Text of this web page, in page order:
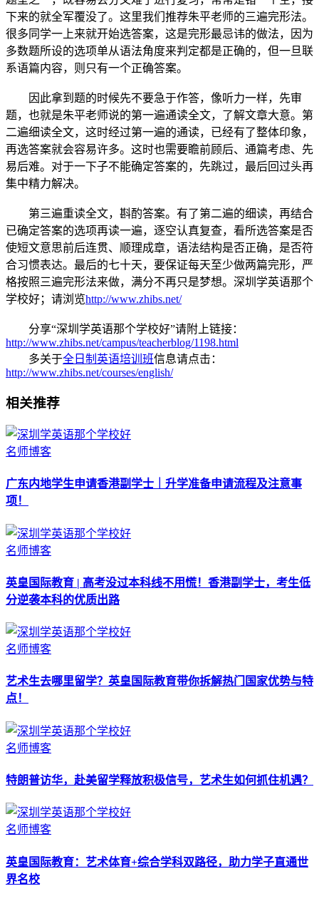
下来的就全军覆没了。这里我们推荐朱平老师的三遍完形法。
很多同学一上来就开始选答案，这是完形最忌讳的做法，因为
多数题所设的选项单从语法角度来判定都是正确的，但一旦联
系语篇内容，则只有一个正确答案。
因此拿到题的时候先不要急于作答，像听力一样，先审
题，也就是朱平老师说的第一遍通读全文，了解文章大意。第
二遍细读全文，这时经过第一遍的通读，已经有了整体印象，
再选答案就会容易许多。这时也需要瞻前顾后、通篇考虑、先
易后难。对于一下子不能确定答案的，先跳过，最后回过头再
集中精力解决。
第三遍重读全文，斟酌答案。有了第二遍的细读，再结合
已确定答案的选项再读一遍，逐空认真复查，看所选答案是否
使短文意思前后连贯、顺理成章，语法结构是否正确，是否符
合习惯表达。最后的七十天，要保证每天至少做两篇完形，严
格按照三遍完形法来做，满分不再只是梦想。深圳学英语那个
学校好；请浏览http://www.zhibs.net/
分享“深圳学英语那个学校好”请附上链接：
http://www.zhibs.net/campus/teacherblog/1198.html
多关于全日制英语培训班信息请点击：
http://www.zhibs.net/courses/english/
相关推荐
名师博客
广东内地学生申请香港副学士｜升学准备申请流程及注意事
项！
名师博客
英皇国际教育 | 高考没过本科线不用慌！香港副学士，考生低
分逆袭本科的优质出路
名师博客
艺术生去哪里留学？英皇国际教育带你拆解热门国家优势与特
点！
名师博客
特朗普访华，赴美留学释放积极信号，艺术生如何抓住机遇？
名师博客
英皇国际教育：艺术体育+综合学科双路径，助力学子直通世
界名校